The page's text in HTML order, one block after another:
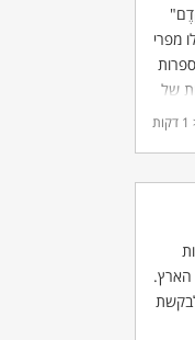
מפרי
של
דקות
הארץ.